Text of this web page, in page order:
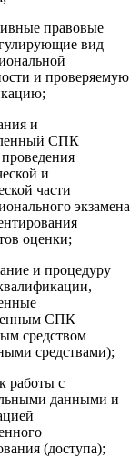
правовые
вид
и проверяемую
и
СПК
и
части
экзамена
оценки;
и процедуру
СПК
средством
средствами);
работы с
данными и
(доступа);